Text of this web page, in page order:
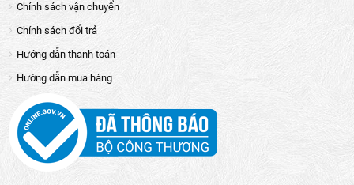
Chính sách vận chuyển
Chính sách đổi trả
Hướng dẫn thanh toán
Hướng dẫn mua hàng